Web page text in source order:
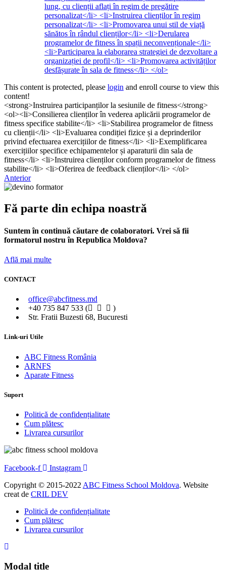
lung, cu clienții aflați în regim de pregătire
personalizat</li> <li>Instruirea clienților în regim
personalizat</li> <li>Promovarea unui stil de viață
sănătos în rândul clienților</li> <li>Derularea
programelor de fitness în spații neconvenționale</li>
<li>Participarea la elaborarea strategiei de dezvoltare a
organizației de profil</li> <li>Promovarea activităților
desfășurate în sala de fitness</li> </ol>
This content is protected, please login and enroll course to view this
content!
<strong>Instruirea participanților la sesiunile de fitness</strong>
<ol><li>Consilierea clienților în vederea aplicării programelor de
fitness specifice stabilite</li> <li>Stabilirea programelor de fitness
cu clienții</li> <li>Evaluarea condiției fizice și a deprinderilor
privind efectuarea exercițiilor de fitness</li> <li>Exemplificarea
exercițiilor specifice echipamentelor și aparaturii din sala de
fitness</li> <li>Instruirea clienților conform programelor de fitness
stabilite</li> <li>Oferirea de feedback clienților</li> </ol>
Anterior
Fă parte din echipa noastră
Suntem în continuă căutare de colaboratori. Vrei să fii
formatorul nostru în Republica Moldova?
Află mai multe
CONTACT
office@abcfitness.md
+40 735 847 533 (
)
Str. Fratii Buzesti 68, Bucuresti
Link-uri Utile
ABC Fitness România
ARNFS
Aparate Fitness
Suport
Politică de confidențialitate
Cum plătesc
Livrarea cursurilor
Facebook-f
Instagram
Copyright © 2015-2022 ABC Fitness School Moldova. Website
creat de CRIL DEV
Politică de confidențialitate
Cum plătesc
Livrarea cursurilor
Modal title